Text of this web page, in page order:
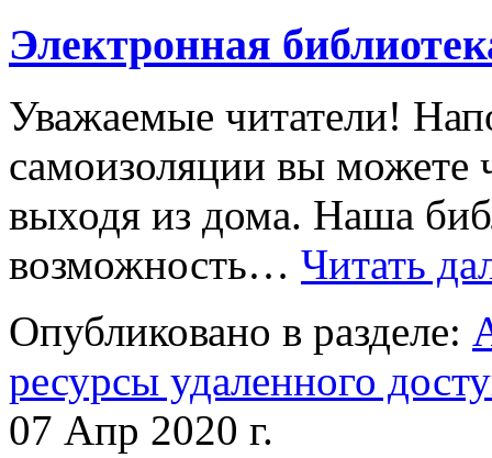
Электронная
Уважаемые читатели!
самоизоляции вы можете
выходя из дома. Наша
возможность… Читать
Опубликовано в разделе:
ресурсы удаленного
07 Апр 2020 г.